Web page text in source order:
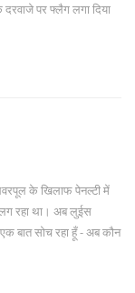
पर फ्लैग लगा दिया
के खिलाफ पेनल्टी में
लग रहा था। अब लुईस
बात सोच रहा हूँ - अब कौन